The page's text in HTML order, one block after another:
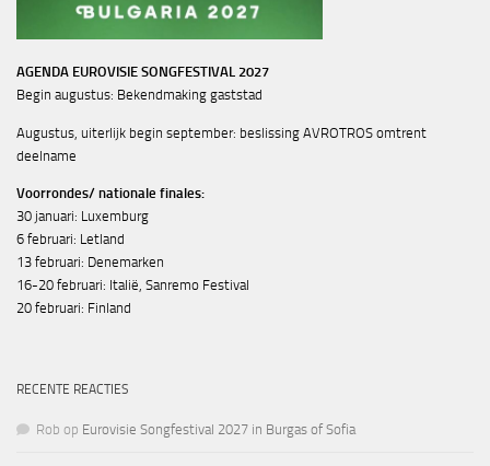
AGENDA EUROVISIE SONGFESTIVAL 2027
Begin augustus: Bekendmaking gaststad
Augustus, uiterlijk begin september: beslissing AVROTROS omtrent
deelname
Voorrondes/ nationale finales:
30 januari: Luxemburg
6 februari: Letland
13 februari: Denemarken
16-20 februari: Italië, Sanremo Festival
20 februari: Finland
RECENTE REACTIES
Rob op Eurovisie Songfestival 2027 in Burgas of Sofia